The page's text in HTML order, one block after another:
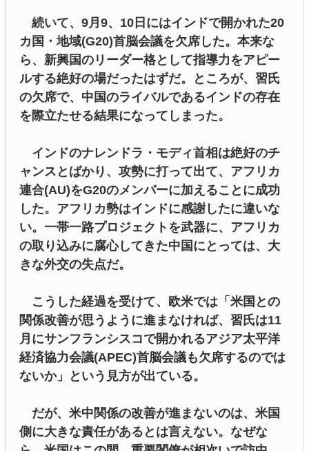
続いて、9月9、10日にはインドで開かれた20
カ国・地域(G20)首脳会議を欠席した。本来な
ら、新興国のリーダー格として指導力をアピー
ルする絶好の場だったはずだ。ところが、習氏
の欠席で、中国のライバルであるインドの存在
を際立たせる結果になってしまった。
インドのナレンドラ・モディ首相は絶好のチ
ャンスとばかり、攻勢に打って出て、アフリカ
連合(AU)をG20のメンバーに加えることに成功
した。アフリカ勢はインドに感謝したに違いな
い。一帯一路プロジェクトを武器に、アフリカ
の取り込みに腐心してきた中国にとっては、大
きな外交の失点だ。
こうした経過を受けて、欧米では「米国との
関係改善が思うように進まなければ、習氏は11
月にサンフランシスコで開かれるアジア太平洋
経済協力会議(APEC)首脳会議も欠席するのでは
ないか」という見方が出ている。
だが、米中関係の改善が進まないのは、米国
側に大きな責任があるとは言えない。なぜな